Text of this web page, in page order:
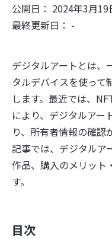
公開日： 2024年3月19
最終更新日： -
デジタルアートとは、
タルデバイスを使って
します。最近では、
により、デジタルアー
り、所有者情報の確認
記事では、デジタルア
作品、購入のメリット
す。
目次